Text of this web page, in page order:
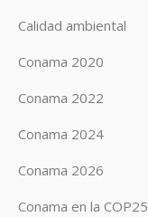
Calidad ambiental
Conama 2020
Conama 2022
Conama 2024
Conama 2026
Conama en la COP25